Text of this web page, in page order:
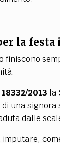
la festa
finiscono
2013 la
una signora
dalle